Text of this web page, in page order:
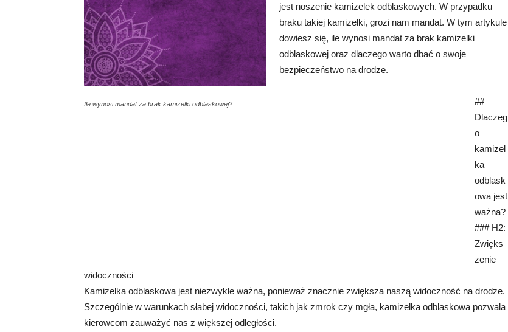
Ile wynosi mandat za brak kamizelki odblaskowej?
jest noszenie kamizelek odblaskowych. W przypadku
braku takiej kamizelki, grozi nam mandat. W tym artykule
dowiesz się, ile wynosi mandat za brak kamizelki
odblaskowej oraz dlaczego warto dbać o swoje
bezpieczeństwo na drodze.
##
Dlaczeg
o
kamizel
ka
odblask
owa jest
ważna?
### H2:
Zwięks
zenie
widoczności
Kamizelka odblaskowa jest niezwykle ważna, ponieważ znacznie zwiększa naszą widoczność na drodze.
Szczególnie w warunkach słabej widoczności, takich jak zmrok czy mgła, kamizelka odblaskowa pozwala
kierowcom zauważyć nas z większej odległości.